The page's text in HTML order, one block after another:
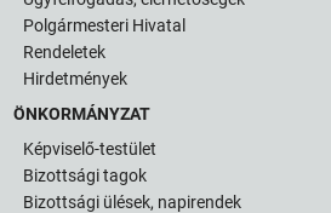
Polgármesteri Hivatal
Rendeletek
Hirdetmények
ÖNKORMÁNYZAT
Képviselő-testület
Bizottsági tagok
Bizottsági ülések, napirendek